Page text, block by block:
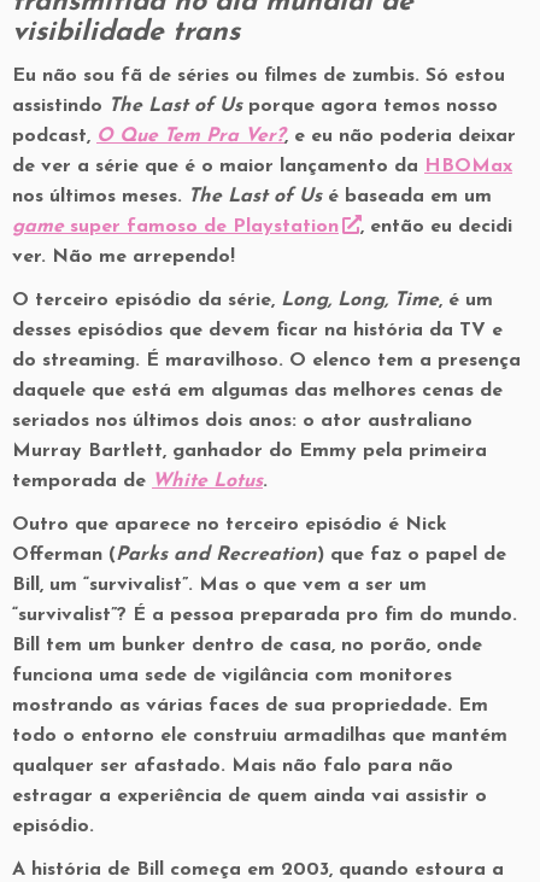
visibilidade trans
Eu não sou fã de séries ou filmes de zumbis. Só estou
assistindo The Last of Usporque agora temos nosso
podcast, O Que Tem Pra Ver?, e eu não poderia deixar
de ver a série que é o maior lançamento da HBOMax
nos últimos meses. The Last of Usé baseada em um
gamesuper famoso de Playstation
, então eu decidi
ver. Não me arrependo!
O terceiro episódio da série, Long, Long, Time, é um
desses episódios que devem ficar na história da TV e
do streaming. É maravilhoso. O elenco tem a presença
daquele que está em algumas das melhores cenas de
seriados nos últimos dois anos: o ator australiano
Murray Bartlett, ganhador do Emmy pela primeira
temporada de White Lotus.
Outro que aparece no terceiro episódio é Nick
Offerman (Parks and Recreation) que faz o papel de
Bill, um “survivalist”. Mas o que vem a ser um
“survivalist”? É a pessoa preparada pro fim do mundo.
Bill tem um bunker dentro de casa, no porão, onde
funciona uma sede de vigilância com monitores
mostrando as várias faces de sua propriedade. Em
todo o entorno ele construiu armadilhas que mantém
qualquer ser afastado. Mais não falo para não
estragar a experiência de quem ainda vai assistir o
episódio.
A história de Bill começa em 2003, quando estoura a